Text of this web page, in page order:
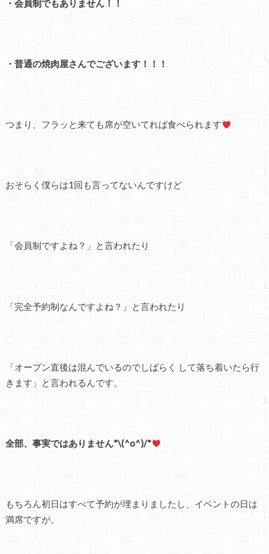
・会員制でもありません！！
・普通の焼肉屋さんでございます！！！
つまり、フラッと来ても席が空いてれば食べられます
おそらく僕らは1回も言ってないんですけど
「会員制ですよね？」と言われたり
「完全予約制なんですよね？」と言われたり
「オープン直後は混んでいるのでしばらく して落ち着いたら行
きます」と言われるんです。
全部、事実ではありません*\(^o^)/*
もちろん初日はすべて予約が埋まりましたし、イベントの日は
満席ですが。